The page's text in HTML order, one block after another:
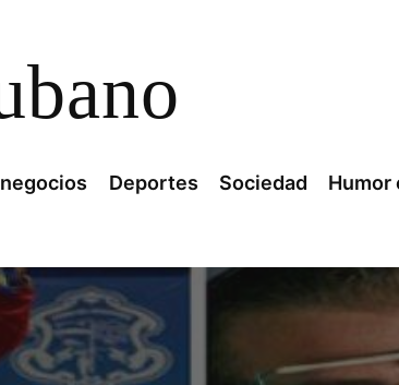
Deportes Sociedad Humor